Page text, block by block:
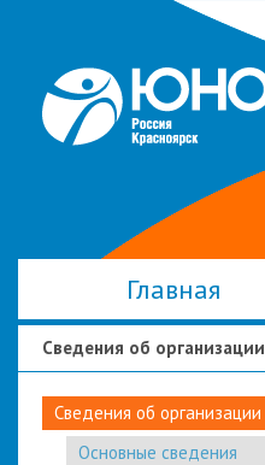
Главная
Сведения об организации
Сведения об организации
Основные сведения